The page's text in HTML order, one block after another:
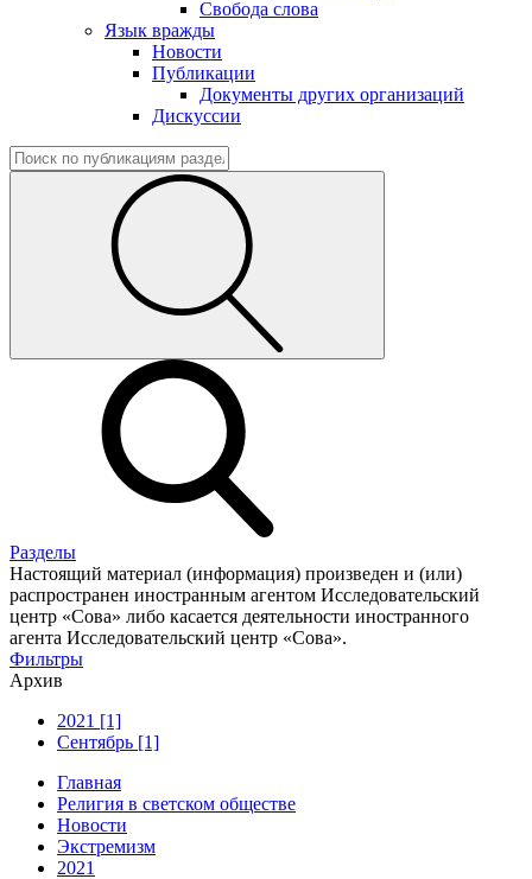
Свобода слова
Язык вражды
Новости
Публикации
Документы других организаций
Дискуссии
Разделы
Настоящий материал (информация) произведен и (или)
распространен иностранным агентом Исследовательский
центр «Сова» либо касается деятельности иностранного
агента Исследовательский центр «Сова».
Фильтры
Архив
2021 [1]
Сентябрь [1]
Главная
Религия в светском обществе
Новости
Экстремизм
2021